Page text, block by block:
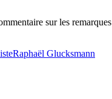
sur les
Raphaël Glucksmann